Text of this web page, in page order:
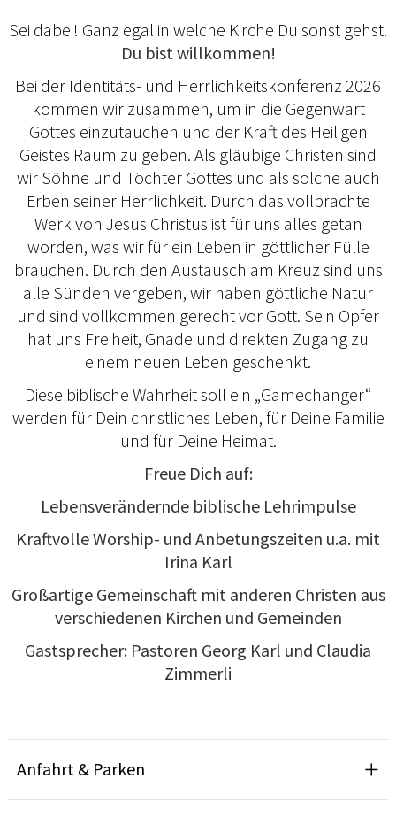
Sei dabei! Ganz egal in welche Kirche Du sonst gehst.
Du bist willkommen!
Bei der Identitäts- und Herrlichkeitskonferenz 2026
kommen wir zusammen, um in die Gegenwart
Gottes einzutauchen und der Kraft des Heiligen
Geistes Raum zu geben. Als gläubige Christen sind
wir Söhne und Töchter Gottes und als solche auch
Erben seiner Herrlichkeit. Durch das vollbrachte
Werk von Jesus Christus ist für uns alles getan
worden, was wir für ein Leben in göttlicher Fülle
brauchen. Durch den Austausch am Kreuz sind uns
alle Sünden vergeben, wir haben göttliche Natur
und sind vollkommen gerecht vor Gott. Sein Opfer
hat uns Freiheit, Gnade und direkten Zugang zu
einem neuen Leben geschenkt.
Diese biblische Wahrheit soll ein „Gamechanger“
werden für Dein christliches Leben, für Deine Familie
und für Deine Heimat.
Freue Dich auf:
Lebensverändernde biblische Lehrimpulse
Kraftvolle Worship- und Anbetungszeiten u.a. mit
Irina Karl
Großartige Gemeinschaft mit anderen Christen aus
verschiedenen Kirchen und Gemeinden
Gastsprecher: Pastoren Georg Karl und Claudia
Zimmerli
Anfahrt & Parken